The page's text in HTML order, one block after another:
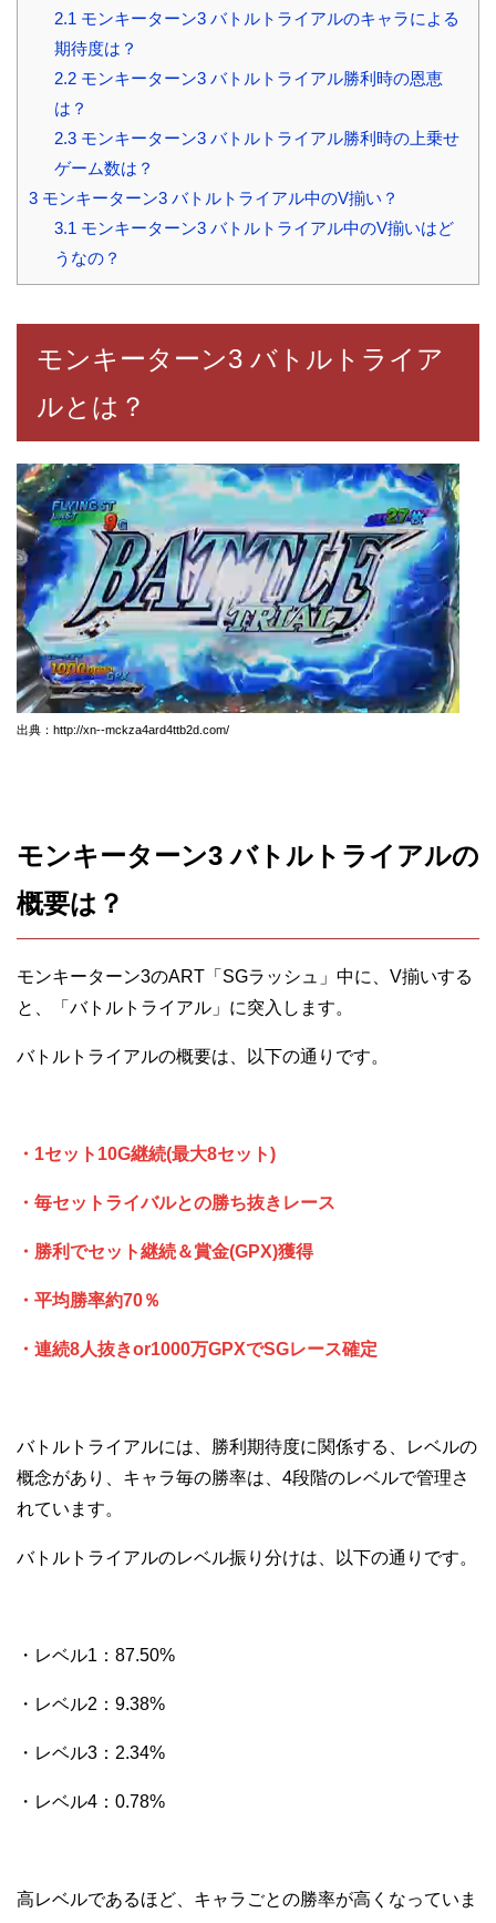
2.1 モンキーターン3 バトルトライアルのキャラによる
期待度は？
2.2モンキーターン3 バトルトライアル勝利時の恩恵
は？
2.3モンキーターン3 バトルトライアル勝利時の上乗せ
ゲーム数は？
3 モンキーターン3 バトルトライアル中のV揃い？
3.1 モンキーターン3 バトルトライアル中のV揃いはど
うなの？
モンキーターン3 バトルトライア
ルとは？
出典：http://xn--mckza4ard4ttb2d.com/
モンキーターン3 バトルトライアルの
概要は？
モンキーターン3のART「SGラッシュ」中に、V揃いする
と、「バトルトライアル」に突入します。
バトルトライアルの概要は、以下の通りです。
・1セット10G継続(最大8セット)
・毎セットライバルとの勝ち抜きレース
・勝利でセット継続＆賞金(GPX)獲得
・平均勝率約70％
・連続8人抜きor1000万GPXでSGレース確定
バトルトライアルには、勝利期待度に関係する、レベルの
概念があり、キャラ毎の勝率は、4段階のレベルで管理さ
れています。
バトルトライアルのレベル振り分けは、以下の通りです。
・レベル1：87.50%
・レベル2：9.38%
・レベル3：2.34%
・レベル4：0.78%
高レベルであるほど、キャラごとの勝率が高くなっていま